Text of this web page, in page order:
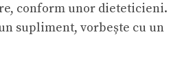
conform unor dieteticieni.
supliment, vorbește cu un